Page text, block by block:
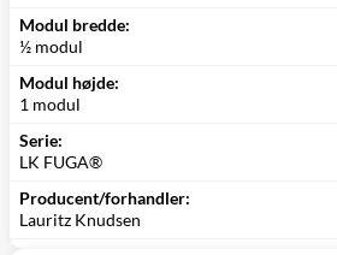
Modul bredde:
½ modul
Modul højde:
1 modul
Serie:
LK FUGA®
Producent/forhandler:
Lauritz Knudsen